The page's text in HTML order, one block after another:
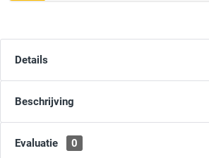
Details
Beschrijving
Evaluatie 0